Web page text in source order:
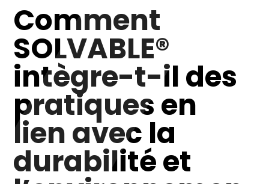
Comment
SOLVABLE®
intègre-t-il des
pratiques en
lien avec la
durabilité et